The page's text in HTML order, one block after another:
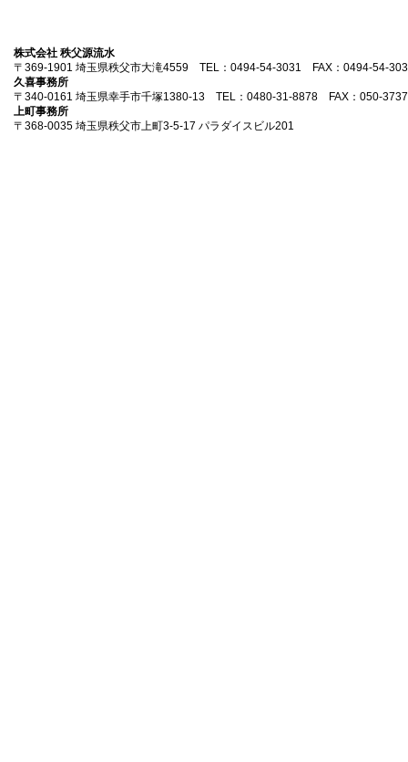
株式会社 秩父源流水
〒369-1901 埼玉県秩父市大滝4559 TEL：0494-54-3031 FAX：0494-54-
久喜事務所
〒340-0161 埼玉県幸手市千塚1380-13 TEL：0480-31-8878 FAX：050-
上町事務所
〒368-0035 埼玉県秩父市上町3-5-17 パラダイスビル201